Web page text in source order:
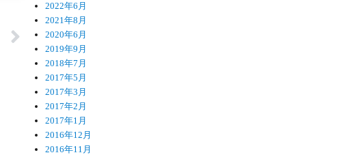
2022年6月
2021年8月
2020年6月
2019年9月
2018年7月
2017年5月
2017年3月
2017年2月
2017年1月
2016年12月
2016年11月